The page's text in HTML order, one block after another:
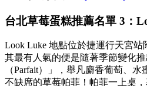
台北草莓蛋糕推薦名單 3：
Look Luke 地點位於捷運行天宮站
其最有人氣的便是隨著季節變化
（Parfait）」，舉凡麝香葡萄、
不缺席的草莓帕菲！帕菲一上桌